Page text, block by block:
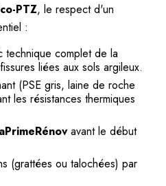
PTZ, le respect d'un
:
technique complet de la
liées aux sols argileux.
(PSE gris, laine de roche
les résistances thermiques
avant le début
(grattées ou talochées) par